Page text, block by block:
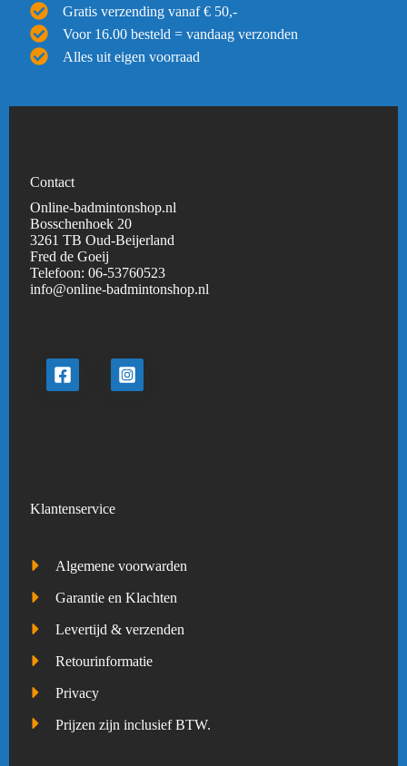
Gratis verzending vanaf € 50,-
Voor 16.00 besteld = vandaag verzonden
Alles uit eigen voorraad
Contact
Online-badmintonshop.nl
Bosschenhoek 20
3261 TB Oud-Beijerland
Fred de Goeij
Telefoon:06-53760523
info@online-badmintonshop.nl
Klantenservice
Algemene voorwarden
Garantie en Klachten
Levertijd & verzenden
Retourinformatie
Privacy
Prijzen zijn inclusief BTW.